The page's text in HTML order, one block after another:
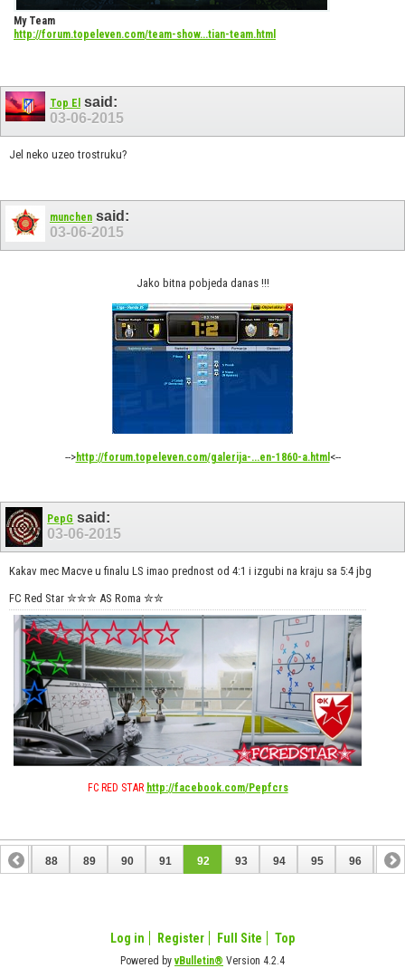
My Team
http://forum.topeleven.com/team-show...tian-team.html
Top El said:
03-06-2015
Jel neko uzeo trostruku?
munchen said:
03-06-2015
Jako bitna pobjeda danas !!!
-->http://forum.topeleven.com/galerija-...en-1860-a.html<--
PepG said:
03-06-2015
Kakav mec Macve u finalu LS imao prednost od 4:1 i izgubi na kraju sa 5:4 jbg
FC Red Star ✮✮✮ AS Roma ✮✮
FC RED STAR http://facebook.com/Pepfcrs
87 88 89 90 91 92 93 94 95 96 97
Log in Register Full Site Top
Powered byvBulletin® Version 4.2.4